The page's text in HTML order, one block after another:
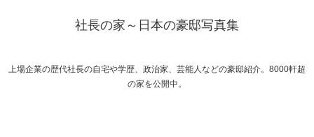
社長の家～日本の豪邸写真集
上場企業の歴代社長の自宅や学歴、政治家、芸能人などの豪邸紹介。8000軒超
の家を公開中。